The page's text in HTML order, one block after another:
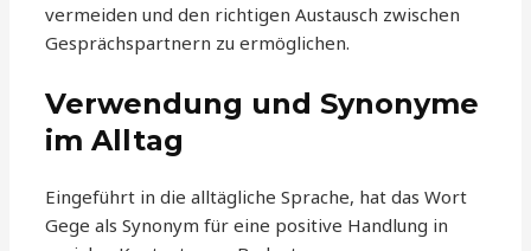
vermeiden und den richtigen Austausch zwischen
Gesprächspartnern zu ermöglichen.
Verwendung und Synonyme
im Alltag
Eingeführt in die alltägliche Sprache, hat das Wort
Gege als Synonym für eine positive Handlung in